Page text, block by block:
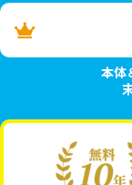
本体